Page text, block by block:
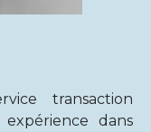
transaction
dans